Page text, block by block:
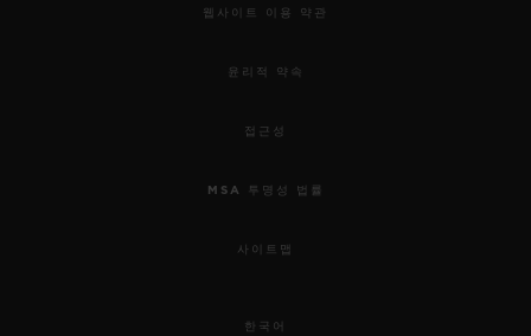
웹사이트 이용 약관
윤리적 약속
접근성
MSA 투명성 법률
사이트맵
한국어